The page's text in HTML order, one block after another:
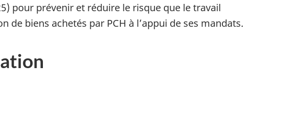
pour prévenir et réduire le risque que le travail
biens achetés par PCH à l’appui de ses mandats.